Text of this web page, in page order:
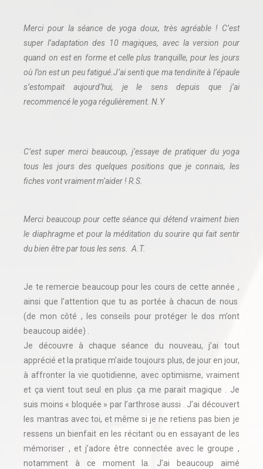
Merci pour la séance de yoga doux, très agréable ! C’est
super l’adaptation des 10 magiques, avec la version pour
quand on est en forme et celle plus tranquille, pour les jours
où l’on est un peu fatigué.J’ai senti que ma tendinite à l’épaule
s’estompait aujourd’hui, je le sens depuis que j’ai
recommencé le yoga régulièrement. N.Y
C’est super merci beaucoup, j’essaye de pratiquer du yoga
tous les jours des quelques positions que je connais, les
fiches vont vraiment m’aider ! R.S.
Merci beaucoup pour cette séance qui détend vraiment bien
le diaphragme et pour la méditation du sourire qui fait sentir
du bien être par tous les sens. A.T.
Je te remercie beaucoup pour les cours de cette année ,
ainsi que l’attention que tu as portée à chacun de nous
(de mon côté , les conseils pour protéger le dos m’ont
beaucoup aidée) .
Je découvre à chaque séance du nouveau, j’ai tout
apprécié et la pratique m’aide toujours plus, de jour en jour,
à affronter la vie quotidienne, avec optimisme, vraiment
et ça vient tout seul en plus .ça me parait magique . Je
suis moins « bloquée » par l’arthrose aussi . J’ai découvert
les mantras avec toi, et même si je ne retiens pas bien je
ressens un bienfait en les récitant ou en essayant de les
mémoriser , et j’adore être connectée avec le groupe ,
notamment à ce moment la. J’ai beaucoup aimé